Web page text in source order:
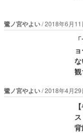
鷺ノ宮やよい 2018年6月11
鷺ノ宮やよい 2018年4月29